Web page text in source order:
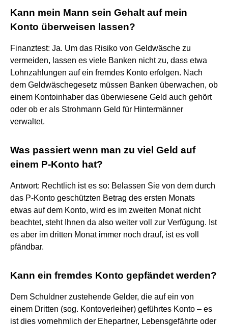
Kann mein Mann sein Gehalt auf mein
Konto überweisen lassen?
Finanztest: Ja. Um das Risiko von Geldwäsche zu
vermeiden, lassen es viele Banken nicht zu, dass etwa
Lohnzahlungen auf ein fremdes Konto erfolgen. Nach
dem Geldwäschegesetz müssen Banken überwachen, ob
einem Kontoinhaber das überwiesene Geld auch gehört
oder ob er als Strohmann Geld für Hintermänner
verwaltet.
Was passiert wenn man zu viel Geld auf
einem P-Konto hat?
Antwort: Rechtlich ist es so: Belassen Sie von dem durch
das P-Konto geschützten Betrag des ersten Monats
etwas auf dem Konto, wird es im zweiten Monat nicht
beachtet, steht Ihnen da also weiter voll zur Verfügung. Ist
es aber im dritten Monat immer noch drauf, ist es voll
pfändbar.
Kann ein fremdes Konto gepfändet werden?
Dem Schuldner zustehende Gelder, die auf ein von
einem Dritten (sog. Kontoverleiher) geführtes Konto – es
ist dies vornehmlich der Ehepartner, Lebensgefährte oder